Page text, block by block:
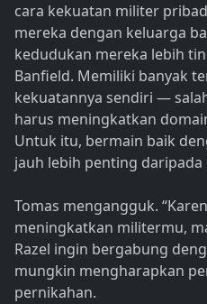
cara kekuatan militer
mereka dengan keluarga
kedudukan mereka lebih
Banfield. Memiliki banyak
kekuatannya sendiri —
harus meningkatkan
Untuk itu, bermain baik
jauh lebih penting daripada
Tomas mengangguk.
meningkatkan militermu,
Razel ingin bergabung
mungkin mengharapkan
pernikahan.